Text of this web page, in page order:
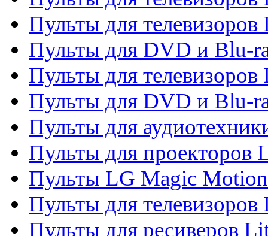
Пульты для телевизоров
Пульты для DVD и Blu-
Пульты для телевизоров
Пульты для DVD и Blu-
Пульты для
Пульты для проекторов
Пульты LG Magic Motion
Пульты для
Пульты для ресиверов